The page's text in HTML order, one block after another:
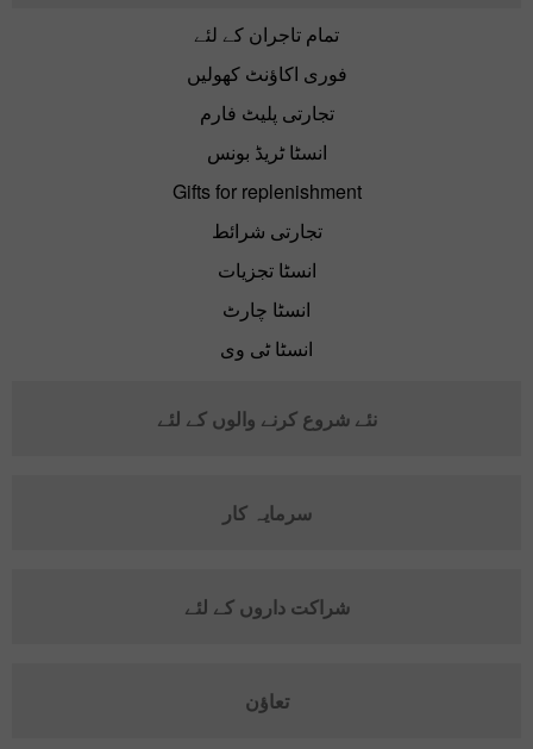
تمام تاجران کے لئے
فوری اکاؤنٹ کھولیں
تجارتی پلیٹ فارم
انسٹا ٹریڈ بونس
Gifts for replenishment
تجارتی شرائط
انسٹا تجزیات
انسٹا چارٹ
انسٹا ٹی وی
نئے شروع کرنے والوں کے لئے
سرمایہ کار
شراکت داروں کے لئے
تعاؤن